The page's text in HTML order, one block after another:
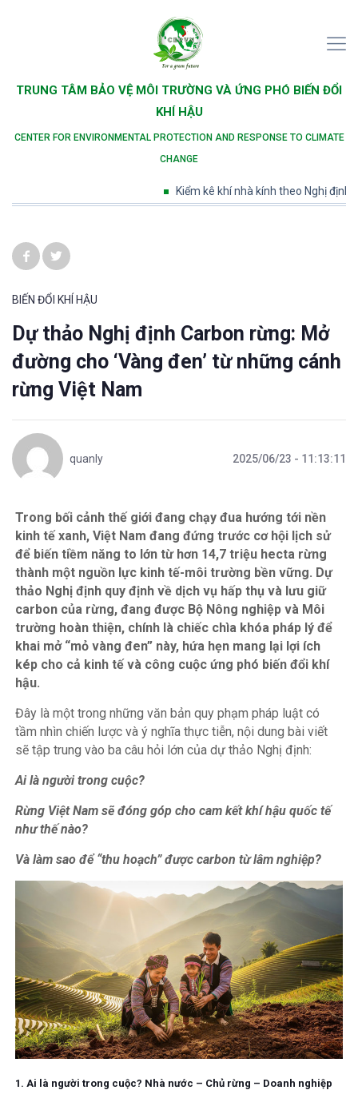
TRUNG TÂM BẢO VỆ MÔI TRƯỜNG VÀ ỨNG PHÓ BIẾN ĐỔI
KHÍ HẬU
CENTER FOR ENVIRONMENTAL PROTECTION AND RESPONSE TO CLIMATE
CHANGE
Kiểm kê khí nhà kính theo Nghị định số
BIẾN ĐỔI KHÍ HẬU
Dự thảo Nghị định Carbon rừng: Mở
đường cho ‘Vàng đen’ từ những cánh
rừng Việt Nam
quanly 2025/06/23 - 11:13:11
Trong bối cảnh thế giới đang chạy đua hướng tới nền
kinh tế xanh, Việt Nam đang đứng trước cơ hội lịch sử
để biến tiềm năng to lớn từ hơn 14,7 triệu hecta rừng
thành một nguồn lực kinh tế-môi trường bền vững. Dự
thảo Nghị định quy định về dịch vụ hấp thụ và lưu giữ
carbon của rừng, đang được Bộ Nông nghiệp và Môi
trường hoàn thiện, chính là chiếc chìa khóa pháp lý để
khai mở “mỏ vàng đen” này, hứa hẹn mang lại lợi ích
kép cho cả kinh tế và công cuộc ứng phó biến đổi khí
hậu.
Đây là một trong những văn bản quy phạm pháp luật có
tầm nhìn chiến lược và ý nghĩa thực tiễn, nội dung bài viết
sẽ tập trung vào ba câu hỏi lớn của dự thảo Nghị định:
Ai là người trong cuộc?
Rừng Việt Nam sẽ đóng góp cho cam kết khí hậu quốc tế
như thế nào?
Và làm sao để “thu hoạch” được carbon từ lâm nghiệp?
1. Ai là người trong cuộc? Nhà nước – Chủ rừng – Doanh nghiệp